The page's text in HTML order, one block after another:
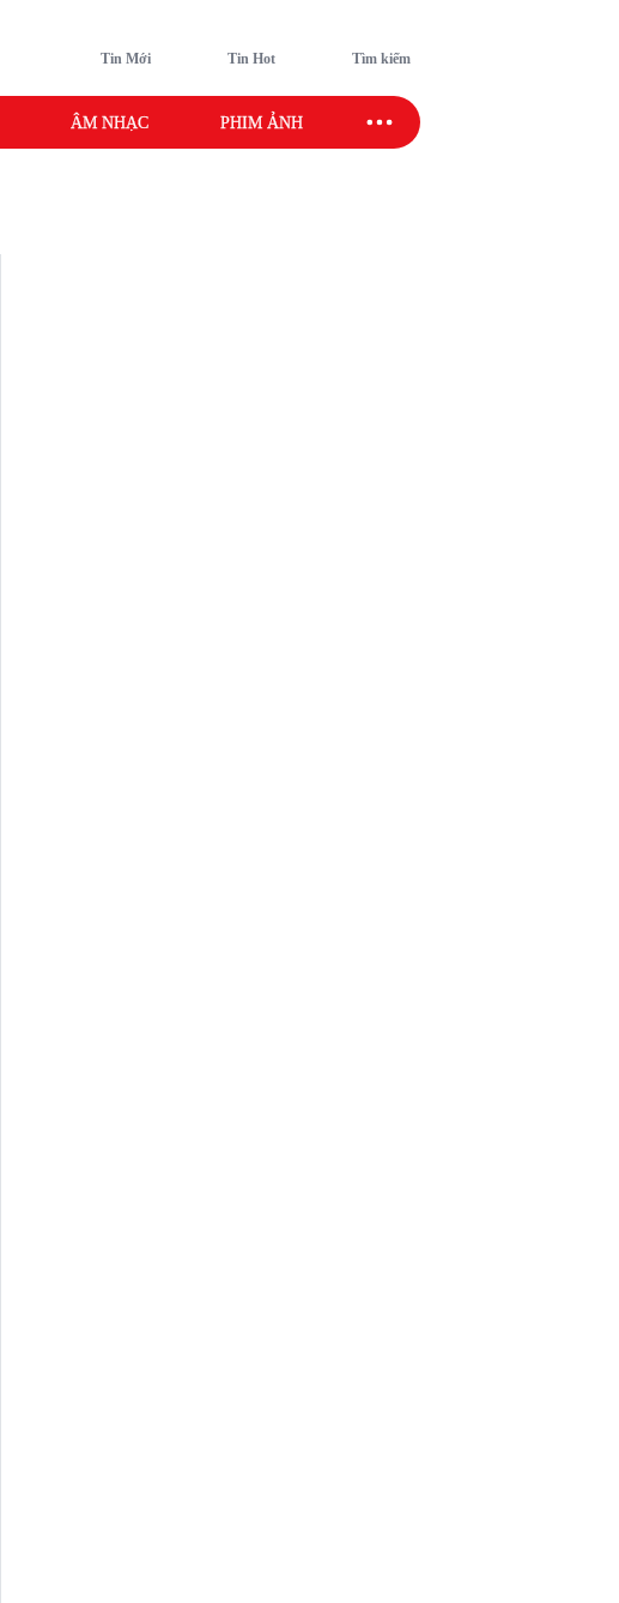
Tin Mới Tin Hot Tìm kiếm
ÂM NHẠC PHIM ẢNH SAO SPORT